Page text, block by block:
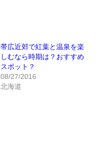
帯広近郊で紅葉と温泉を楽
しむなら時期は？おすすめ
スポット？
08/27/2016
北海道